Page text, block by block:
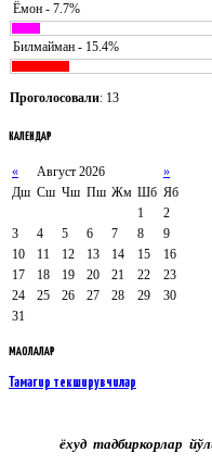
Ёмон - 7.7%
Билмайман - 15.4%
Проголосовали: 13
КАЛЕНДАР
« Август 2026
»
Дш Сш Чш Пш Жм Шб Яб
1
2
3
4 5 6 7 8
9
10
11 12 13 14 15
16
17
18 19 20 21 22
23
24
25 26 27 28 29
30
31
МАҚОЛАЛАР
Тамагир текширувчилар
ёхуд тадбиркорлар